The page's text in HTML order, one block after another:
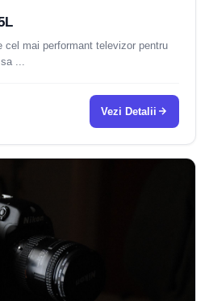
cel mai performant televizor pentru
...
Vezi Detalii